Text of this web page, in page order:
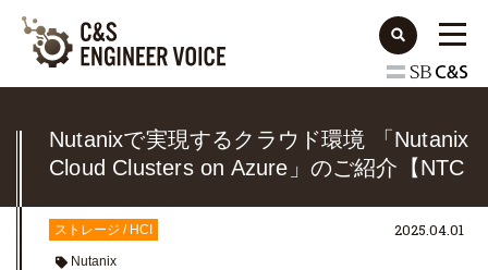
Nutanixで実現するクラウド環境 「Nutanix
Cloud Clusters on Azure」のご紹介【NTC
ストレージ / HCI
Nutanix
2025.04.01